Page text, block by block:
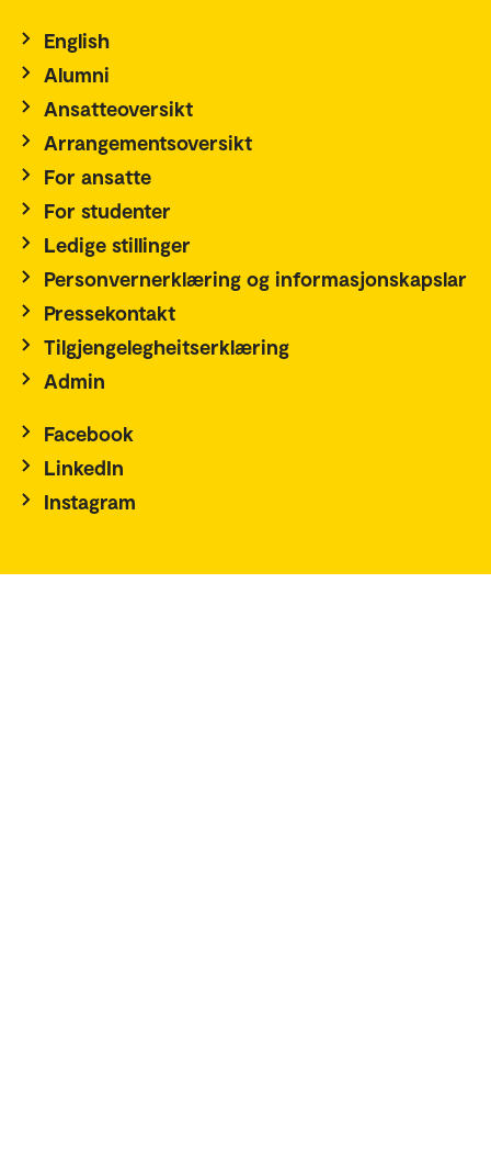
English
Alumni
Ansatteoversikt
Arrangementsoversikt
For ansatte
For studenter
Ledige stillinger
Personvernerklæring og informasjonskapslar
Pressekontakt
Tilgjengelegheitserklæring
Admin
Facebook
LinkedIn
Instagram